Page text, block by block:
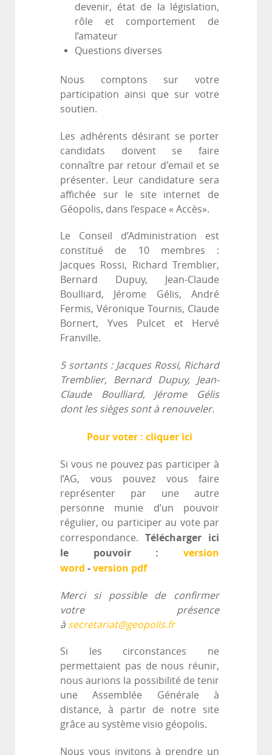
devenir, état de la législation,
rôle et comportement de
l’amateur
Questions diverses
Nous comptons sur votre
participation ainsi que sur votre
soutien.
Les adhérents désirant se porter
candidats doivent se faire
connaître par retour d'email et se
présenter. Leur candidature sera
affichée sur le site internet de
Géopolis, dans l’espace « Accès».
Le Conseil d’Administration est
constitué de 10 membres :
Jacques Rossi, Richard Tremblier,
Bernard Dupuy, Jean-Claude
Boulliard, Jérome Gélis, André
Fermis, Véronique Tournis, Claude
Bornert, Yves Pulcet et Hervé
Franville.
5 sortants : Jacques Rossi, Richard
Tremblier, Bernard Dupuy, Jean-
Claude Boulliard, Jérome Gélis
dont les sièges sont à renouveler.
Pour voter : cliquer ici
Si vous ne pouvez pas participer à
l’AG, vous pouvez vous faire
représenter par une autre
personne munie d’un pouvoir
régulier, ou participer au vote par
correspondance.
Télécharger ici
le pouvoir : version
word -version pdf
Merci si possible de confirmer
votre présence
à secretariat@geopolis.fr
Si les circonstances ne
permettaient pas de nous réunir,
nous aurions la possibilité de tenir
une Assemblée Générale à
distance, à partir de notre site
grâce au système visio géopolis.
Nous vous invitons à prendre un